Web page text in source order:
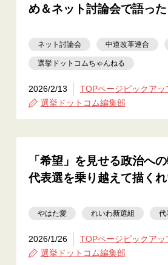
め＆ネット討論会で語っ
ネット討論会 中道改革連合
選挙ドットコムちゃんねる
2026/2/13 TOPページピックアッ
選挙ドットコム編集部
「希望」を見せる政治へ
代表選を乗り越えて描く
やはた愛 れいわ新選組 代
2026/1/26 TOPページピックアッ
選挙ドットコム編集部